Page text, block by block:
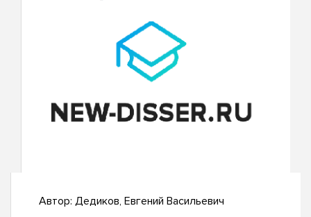
Автор: Дедиков, Евгений Васильевич